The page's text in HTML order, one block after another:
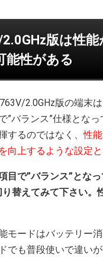
版は性能
能性がある
2.0GHz版の端末
”バランス”仕様とな
するのではなく、性
向上するような設定と
目で”バランス”とな
り替えてみて下さい。
モードはバッテリー
でも普段使いで違い